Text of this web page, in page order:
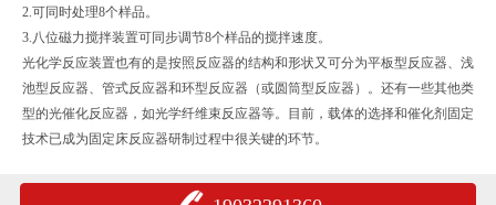
2.可同时处理8个样品。
3.八位磁力搅拌装置可同步调节8个样品的搅拌速度。
光化学反应装置也有的是按照反应器的结构和形状又可分为平板型反应器、浅
池型反应器、管式反应器和环型反应器（或圆筒型反应器）。还有一些其他类
型的光催化反应器，如光学纤维束反应器等。目前，载体的选择和催化剂固定
技术已成为固定床反应器研制过程中很关键的环节。